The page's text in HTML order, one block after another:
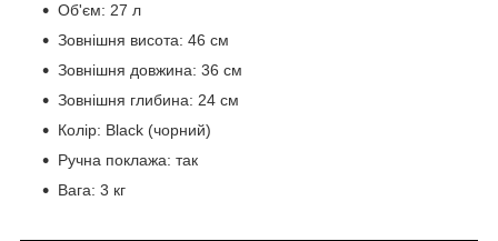
Об'єм: 27 л
Зовнішня висота: 46 см
Зовнішня довжина: 36 см
Зовнішня глибина: 24 см
Колір: Black (чорний)
Ручна поклажа: так
Вага: 3 кг